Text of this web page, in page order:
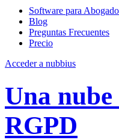
Software para
Blog
Preguntas Frecuentes
Precio
Acceder a nubbius
Una
RGPD